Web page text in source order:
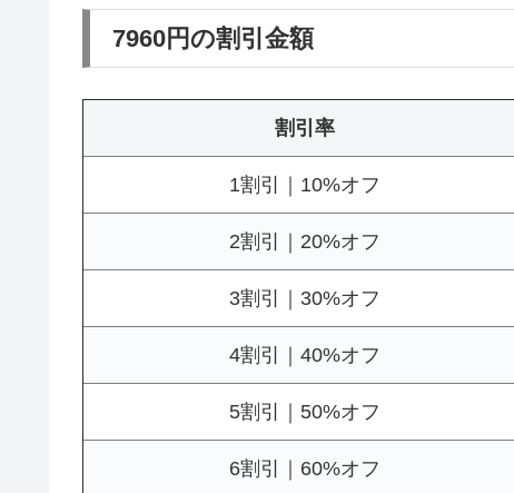
7960円の割引金額
割引率
1割引｜10%オフ
2割引｜20%オフ
3割引｜30%オフ
4割引｜40%オフ
5割引｜50%オフ
6割引｜60%オフ